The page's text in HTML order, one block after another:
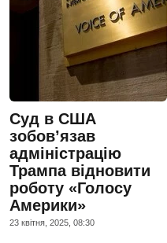
Суд в США
зобов’язав
адміністрацію
Трампа відновити
роботу «Голосу
Америки»
23 квiтня, 2025, 08:30